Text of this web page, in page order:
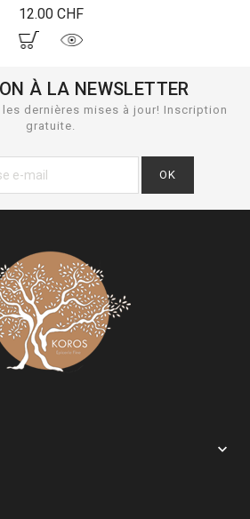
12.00 CHFPrix
À LA NEWSLETTER
dernières mises à jour! Inscription
gratuite.
